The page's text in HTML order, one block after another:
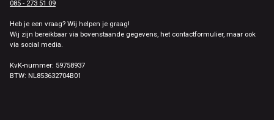
085 - 273 51 09
Heb je een vraag? Wij helpen je graag!
Wij zijn bereikbaar via bovenstaande gegevens, het contactformulier, maar ook
via social media.
KvK-nummer: 59758937
BTW: NL853632704B01